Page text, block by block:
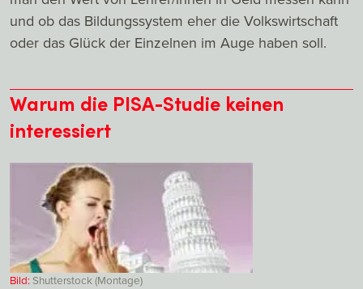
und ob das Bildungssystem eher die Volkswirtschaft
oder das Glück der Einzelnen im Auge haben soll.
Warum die PISA-Studie keinen
interessiert
Bild:Shutterstock (Montage)